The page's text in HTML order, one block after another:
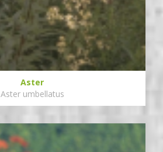
Aster
Aster umbellatus